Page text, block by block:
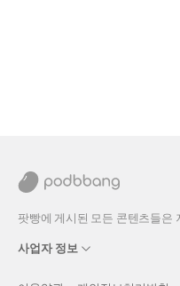
팟빵에 게시된 모든 콘텐츠들은
사업자 정보